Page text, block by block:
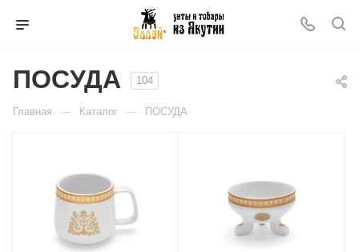
ПОСУДА 104
Главная — Каталог — ПОСУДА